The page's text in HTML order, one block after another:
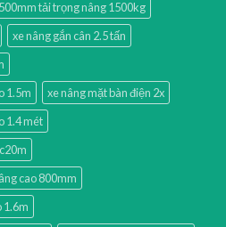
tải trọng nâng 1500kg
xe nâng gắn cân 2.5 tấn
1.5m
xe nâng mặt bàn điện 2x
1.4 mét
cao 800mm
1.6m